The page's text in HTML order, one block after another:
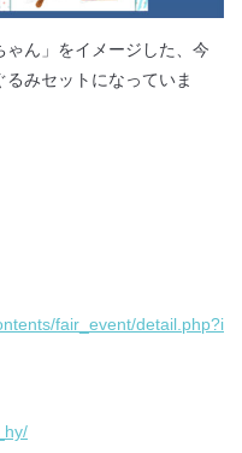
ん」をイメージした、今
みセットになっていま
fair_event/detail.php?i